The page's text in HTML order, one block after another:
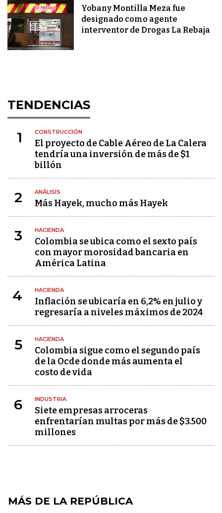
Yobany Montilla Meza fue
designado como agente
interventor de Drogas La Rebaja
TENDENCIAS
1 CONSTRUCCIÓN
El proyecto de Cable Aéreo de La Calera
tendría una inversión de más de $1
billón
2 ANÁLISIS
Más Hayek, mucho más Hayek
3 HACIENDA
Colombia se ubica como el sexto país
con mayor morosidad bancaria en
América Latina
4 HACIENDA
Inflación se ubicaría en 6,2% en julio y
regresaría a niveles máximos de 2024
5 HACIENDA
Colombia sigue como el segundo país
de la Ocde donde más aumenta el
costo de vida
6 INDUSTRIA
Siete empresas arroceras
enfrentarían multas por más de $3.500
millones
MÁS DE LA REPÚBLICA